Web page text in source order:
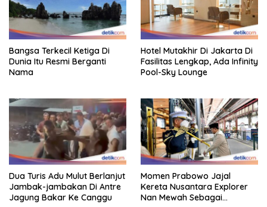
Bangsa Terkecil Ketiga Di
Dunia Itu Resmi Berganti
Nama
Hotel Mutakhir Di Jakarta Di
Fasilitas Lengkap, Ada Infinity
Pool-Sky Lounge
Dua Turis Adu Mulut Berlanjut
Jambak-jambakan Di Antre
Jagung Bakar Ke Canggu
Momen Prabowo Jajal
Kereta Nusantara Explorer
Nan Mewah Sebagai